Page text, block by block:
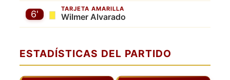
TARJETA AMARILLA
Wilmer Alvarado
6'
ESTADÍSTICAS DEL PARTIDO